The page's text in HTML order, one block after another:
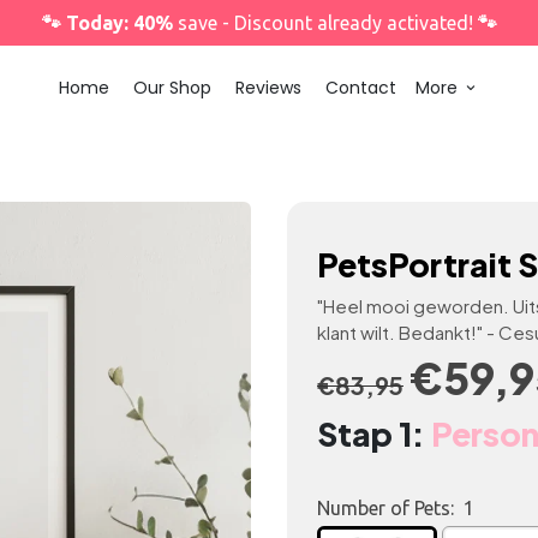
🐾 Today: 40% save - Discount already activated! 🐾
Home Our Shop Reviews Contact More keyboard_arrow_down
PetsPortrait
"Heel mooi geworden.
klant wilt. Bedankt!" -
€83,95
Stap 1:
Number of Pets: 1